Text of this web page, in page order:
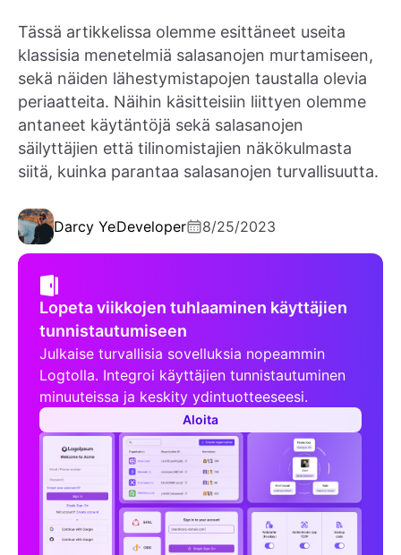
Tässä artikkelissa olemme esittäneet useita
klassisia menetelmiä salasanojen murtamiseen,
sekä näiden lähestymistapojen taustalla olevia
periaatteita. Näihin käsitteisiin liittyen olemme
antaneet käytäntöjä sekä salasanojen
säilyttäjien että tilinomistajien näkökulmasta
siitä, kuinka parantaa salasanojen turvallisuutta.
Darcy YeDeveloper 8/25/2023
Lopeta viikkojen tuhlaaminen käyttäjien
tunnistautumiseen
Julkaise turvallisia sovelluksia nopeammin
Logtolla. Integroi käyttäjien tunnistautuminen
minuuteissa ja keskity ydintuotteeseesi.
Aloita